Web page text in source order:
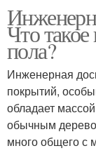
Что
пола?
Инженерная
покрытий,
обладает
обычным
много общего с